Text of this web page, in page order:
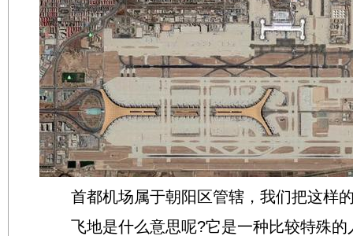
首都机场属于朝阳区管辖，我们把这样
飞地是什么意思呢?它是一种比较特殊的